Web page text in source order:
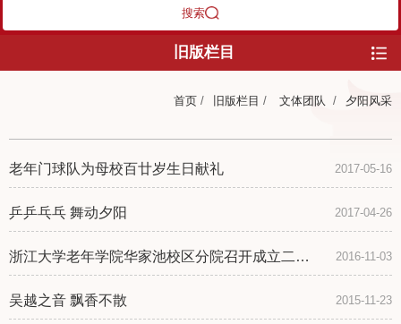
搜索
旧版栏目
首页 / 旧版栏目 / 文体团队 / 夕阳风采
老年门球队为母校百廿岁生日献礼 2017-05-16
乒乒乓乓 舞动夕阳 2017-04-26
浙江大学老年学院华家池校区分院召开成立二十
周年庆祝会
2016-11-03
吴越之音 飘香不散 2015-11-23